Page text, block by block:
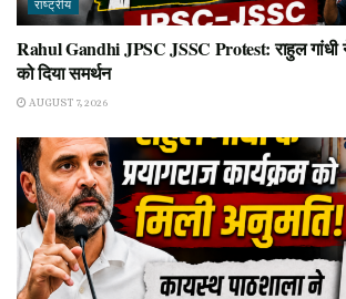
राष्ट्रीय
Rahul Gandhi JPSC JSSC Protest: राहुल गांधी
को दिया समर्थन
AUGUST 7, 2026